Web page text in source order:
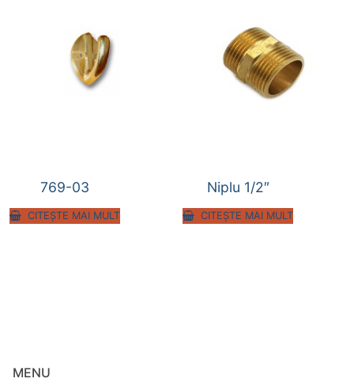
769-03
CITEȘTE MAI MULT
Niplu 1/2″
CITEȘTE MAI MULT
MENU